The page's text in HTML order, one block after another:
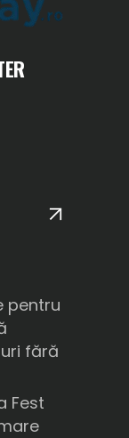
pentru
fără
Fest